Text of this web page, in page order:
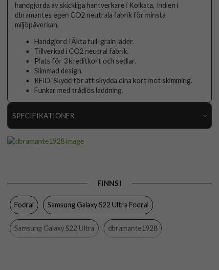
handgjorda av skickliga hantverkare i Kolkata, Indien i
dbramantes egen CO2 neutrala fabrik för minsta
miljöpåverkan.
Handgjord i Äkta full-grain läder.
Tillverkad i CO2 neutral fabrik.
Plats för 3 kreditkort och sedlar.
Slimmad design.
RFID-Skydd för att skydda dina kort mot skimming.
Funkar med trådlös laddning.
SPECIFIKATIONER
Kortfack, RFID-skydd, Stativfunktion
Färg
Hårdplast (PC), Äkta läder
FINNS I
Fodral Samsung Galaxy S22 Ultra Fodral
Samsung Galaxy S22 Ultra dbramante1928